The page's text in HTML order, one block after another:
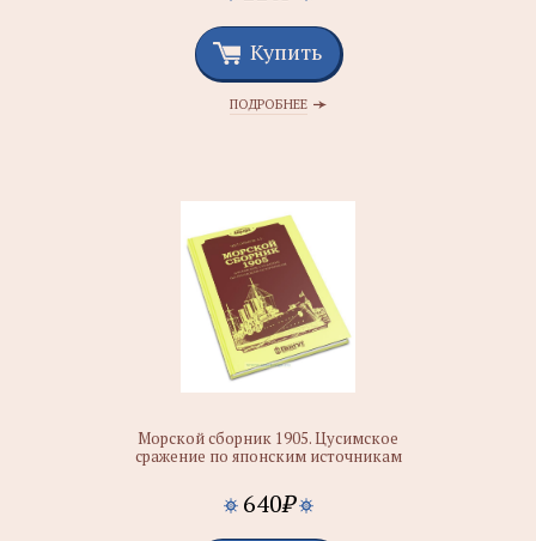
Купить
ПОДРОБНЕЕ
Морской сборник 1905. Цусимское
сражение по японским источникам
640₽